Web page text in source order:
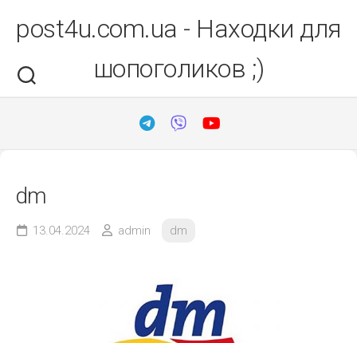
вмістуpost4u.com.ua - Находки для
шопоголиков ;)
dm
13.04.2024 admin dm